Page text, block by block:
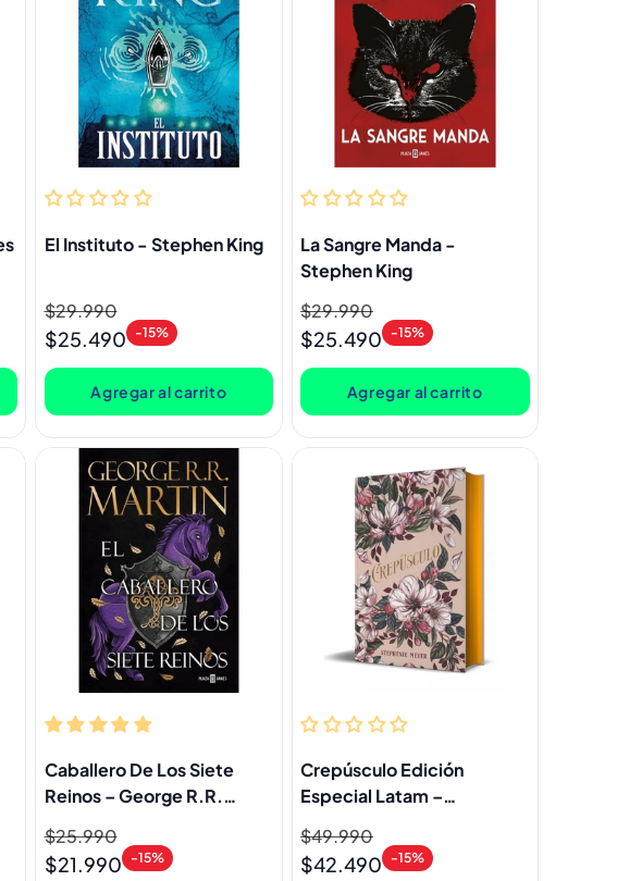
El Instituto - Stephen King
Precio
habitual
$29.990
Precio
de
oferta
$25.490 -15%
Agregar al carrito
La Sangre Manda -
Stephen King
Precio
habitual
$29.990
Precio
de
oferta
$25.490 -15%
Agregar al carrito
Caballero De Los Siete
Reinos – George R.R.
Precio
habitual
$25.990
Precio
de
$21.990 -15%
Crepúsculo Edición
Especial Latam –
Precio
habitual
$49.990
Precio
de
$42.490 -15%